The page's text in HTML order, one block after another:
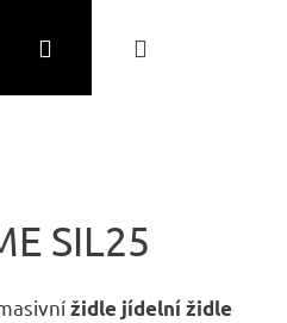
Akční ceny Nábytek Skladem
Přihlášení
SIL25
židle jídelní židle